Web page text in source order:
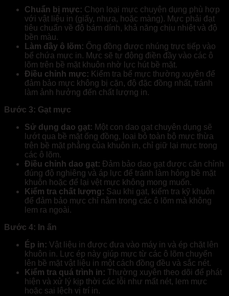
Chuẩn bị mực: Chọn loại mực chuyên dụng phù hợp
với vật liệu in (giấy, nhựa, hoặc màng). Mực phải đạt
tiêu chuẩn về độ bám dính, khả năng chịu nhiệt và độ
bền màu.
Làm đầy ô lõm: Ống đồng được nhúng trực tiếp vào
bể chứa mực in. Mực sẽ tự động điền đầy vào các ô
lõm trên bề mặt khuôn nhờ lực hút bề mặt.
Điều chỉnh mực: Kiểm tra bể mực thường xuyên để
đảm bảo mực không bị cặn, độ đặc đồng nhất, tránh
làm ảnh hưởng đến chất lượng in.
Bước 3: Gạt mực
Sử dụng dao gạt: Một con dao gạt chuyên dụng sẽ
lướt qua bề mặt ống đồng, loại bỏ toàn bộ mực thừa
trên bề mặt phẳng của khuôn in, chỉ giữ lại mực trong
các ô lõm.
Điều chỉnh dao gạt: Đảm bảo dao gạt được căn chỉnh
đúng độ nghiêng và áp lực để tránh làm hỏng bề mặt
khuôn hoặc để lại vệt mực không mong muốn.
Kiểm tra chất lượng: Sau khi gạt, kiểm tra kỹ khuôn
để đảm bảo mực chỉ nằm trong các ô lõm mà không
lem ra ngoài.
Bước 4: In ấn
Ép in: Vật liệu in được đưa vào máy in và ép chặt lên
khuôn in. Lực ép này giúp mực từ các ô lõm chuyển
lên bề mặt vật liệu in một cách đồng đều và sắc nét.
Kiểm tra quá trình in: Thường xuyên theo dõi để phát
hiện và xử lý kịp thời các lỗi như mất nét, lem mực
hoặc sai lệch vị trí in.